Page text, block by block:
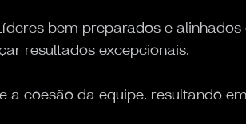
bem preparados e alinhados
resultados excepcionais.
coesão da equipe, resultando